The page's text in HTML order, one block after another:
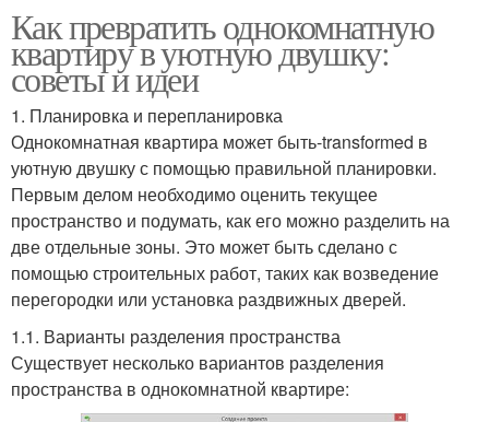
Как превратить однокомнатную
квартиру в уютную двушку:
советы и идеи
1. Планировка и перепланировка
Однокомнатная квартира может быть-transformed в
уютную двушку с помощью правильной планировки.
Первым делом необходимо оценить текущее
пространство и подумать, как его можно разделить на
две отдельные зоны. Это может быть сделано с
помощью строительных работ, таких как возведение
перегородки или установка раздвижных дверей.
1.1. Варианты разделения пространства
Существует несколько вариантов разделения
пространства в однокомнатной квартире: